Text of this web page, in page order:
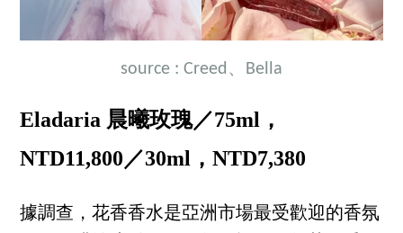
source : Creed、Bella
Eladaria 晨曦玫瑰／75ml，
NTD11,800／30ml，NTD7,380
據調查，花香香水是亞洲市場最受歡迎的香氛